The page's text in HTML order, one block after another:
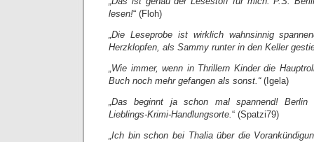
lesen!“ (Floh)
„Die Leseprobe ist wirklich wahnsinnig
Herzklopfen, als Sammy runter in den Keller
„Wie immer, wenn in Thrillern Kinder die
Buch noch mehr gefangen als sonst.“(Igela)
„Das beginnt ja schon mal spannend!
Lieblings-Krimi-Handlungsorte.“ (Spatzi79)
„Ich bin schon bei Thalia über die